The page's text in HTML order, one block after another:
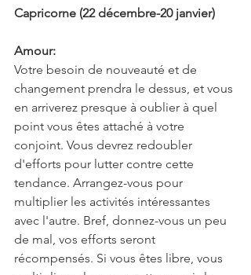
Capricorne (22 décembre-20 janvier)
Amour:
Votre besoin de nouveauté et de
changement prendra le dessus, et vous
en arriverez presque à oublier à quel
point vous êtes attaché à votre
conjoint. Vous devrez redoubler
d'efforts pour lutter contre cette
tendance. Arrangez-vous pour
multiplier les activités intéressantes
avec l'autre. Bref, donnez-vous un peu
de mal, vos efforts seront
récompensés. Si vous êtes libre, vous